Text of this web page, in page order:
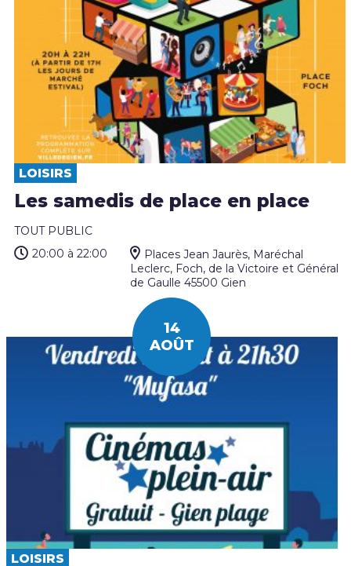
LOISIRS
Les samedis de place en place
TOUT PUBLIC
20:00 à 22:00
Places Jean Jaurès, Maréchal
Leclerc, Foch, de la Victoire et Général
de Gaulle 45500 Gien
14
AOÛT
LOISIRS